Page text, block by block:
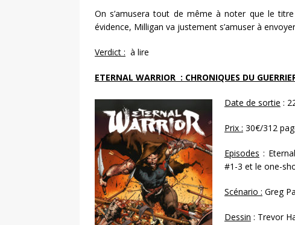
On s’amusera tout de même à noter que le
évidence, Milligan va justement s’amuser à
Verdict : à lire
ETERNAL WARRIOR : CHRONIQUES DU
Date de sortie :
Prix : 30€/312
Episodes :
#1-3 et le one-
Scénario : Greg
Dessin : Trevor